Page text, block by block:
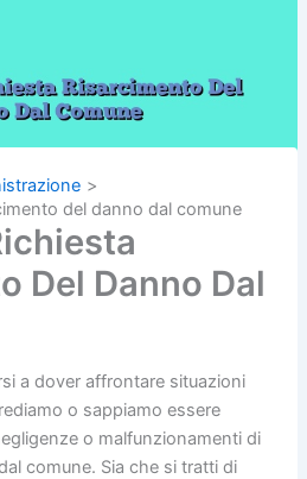
del danno dal comune
Del Danno Dal
a dover affrontare situazioni
o sappiamo essere
o malfunzionamenti di
comune. Sia che si tratti di